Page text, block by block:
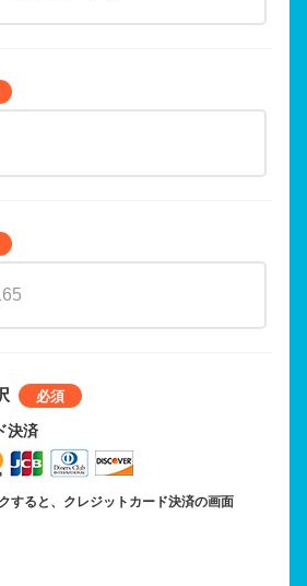
決済
すると、クレジットカード決済の画面